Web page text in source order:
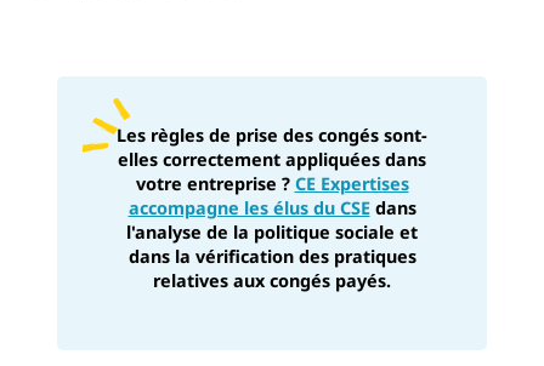
Les règles de prise des congés sont-
elles correctement appliquées dans
votre entreprise ? CE Expertises
accompagne les élus du CSEdans
l'analyse de la politique sociale et
dans la vérification des pratiques
relatives aux congés payés.